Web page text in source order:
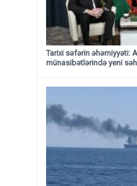
Tarixi səfərin əhəmiyyəti:
münasibətlərində yeni